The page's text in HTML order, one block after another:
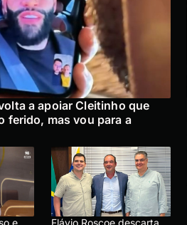
a apoiar Cleitinho que
ferido, mas vou para a